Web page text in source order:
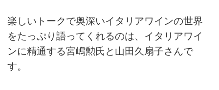
楽しいトークで奥深いイタリアワインの世界
をたっぷり語ってくれるのは、イタリアワイ
ンに精通する宮嶋勲氏と山田久扇子さんで
す。